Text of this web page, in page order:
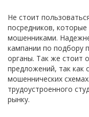
Не стоит
посредников, которые
мошенниками.
кампании по подбору
органы. Так же стоит
предложений, так как
мошеннических
трудоустроенного
рынку.